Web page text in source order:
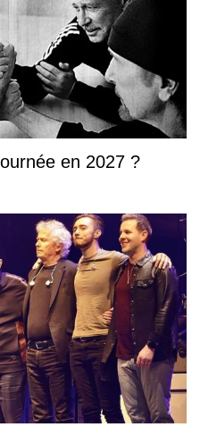
en 2027 ?